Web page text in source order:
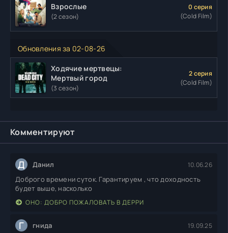
Взрослые
(2 сезон)
0 серия
(Cold Film)
Обновления за 02-08-26
Ходячие мертвецы:
Мертвый город
(3 сезон)
2 серия
(Cold Film)
Комментируют
Д Данил 10.06.26
Доброго времени суток. Гарантируем , что доходность
будет выше, насколько
ОНО: ДОБРО ПОЖАЛОВАТЬ В ДЕРРИ
Г гнида 19.09.25